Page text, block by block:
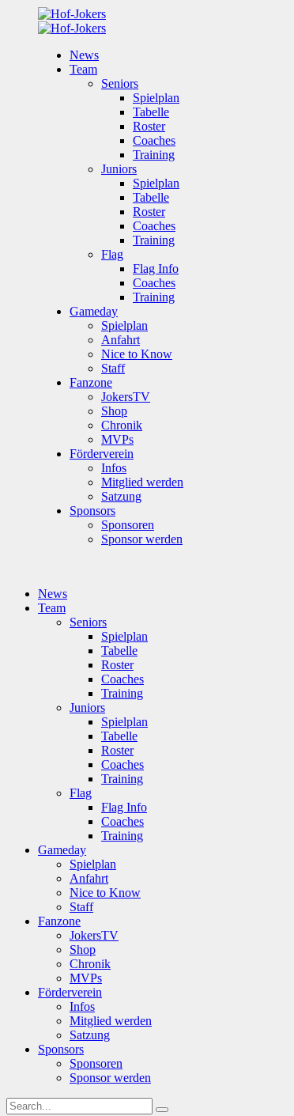
News
Team
Seniors
Spielplan
Tabelle
Roster
Coaches
Training
Juniors
Spielplan
Tabelle
Roster
Coaches
Training
Flag
Flag Info
Coaches
Training
Gameday
Spielplan
Anfahrt
Nice to Know
Staff
Fanzone
JokersTV
Shop
Chronik
MVPs
Förderverein
Infos
Mitglied werden
Satzung
Sponsors
Sponsoren
Sponsor werden
News
Team
Seniors
Spielplan
Tabelle
Roster
Coaches
Training
Juniors
Spielplan
Tabelle
Roster
Coaches
Training
Flag
Flag Info
Coaches
Training
Gameday
Spielplan
Anfahrt
Nice to Know
Staff
Fanzone
JokersTV
Shop
Chronik
MVPs
Förderverein
Infos
Mitglied werden
Satzung
Sponsors
Sponsoren
Sponsor werden